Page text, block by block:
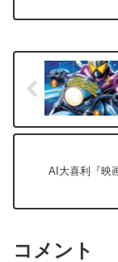
AI大喜利『映
コメント